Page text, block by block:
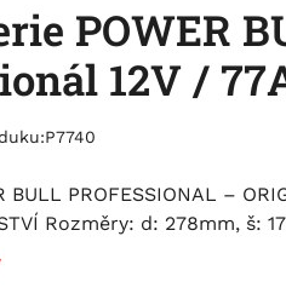
POWER
12V /
P7740
BULL PROFESSIONAL –
Rozměry: d: 278mm, š: